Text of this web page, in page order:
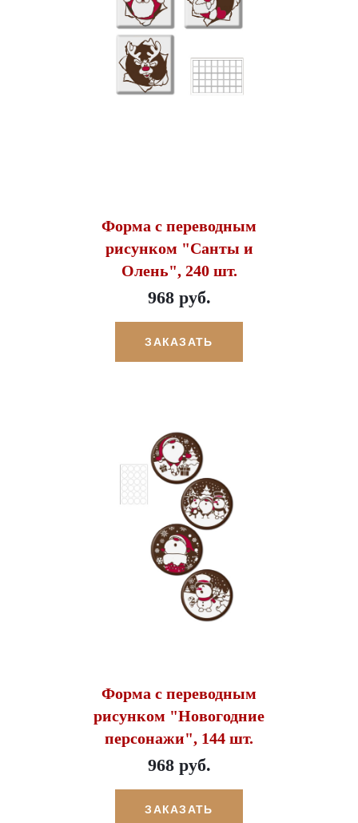
Форма с переводным
рисунком "Санты и
Олень", 240 шт.
968 руб.
ЗАКАЗАТЬ
Форма с переводным
рисунком "Новогодние
персонажи", 144 шт.
968 руб.
ЗАКАЗАТЬ